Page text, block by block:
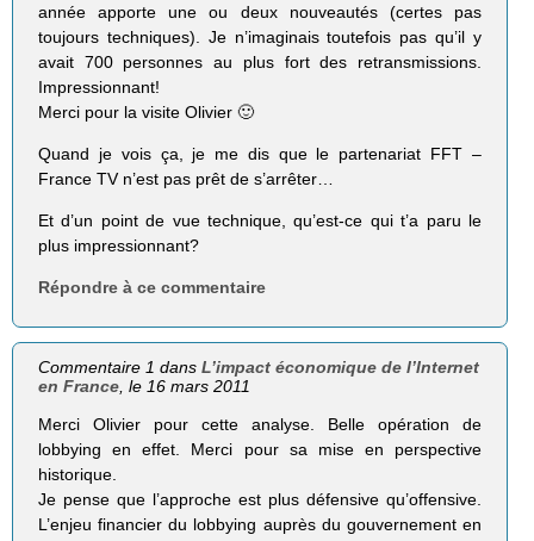
année apporte une ou deux nouveautés (certes pas
toujours techniques). Je n’imaginais toutefois pas qu’il y
avait 700 personnes au plus fort des retransmissions.
Impressionnant!
Merci pour la visite Olivier 🙂
Quand je vois ça, je me dis que le partenariat FFT –
France TV n’est pas prêt de s’arrêter…
Et d’un point de vue technique, qu’est-ce qui t’a paru le
plus impressionnant?
Répondre à ce commentaire
Commentaire 1 dansL’impact économique de l’Internet
en France, le 16 mars 2011
Merci Olivier pour cette analyse. Belle opération de
lobbying en effet. Merci pour sa mise en perspective
historique.
Je pense que l’approche est plus défensive qu’offensive.
L’enjeu financier du lobbying auprès du gouvernement en